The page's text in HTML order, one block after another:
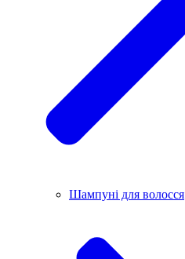
Шампуні для волосся